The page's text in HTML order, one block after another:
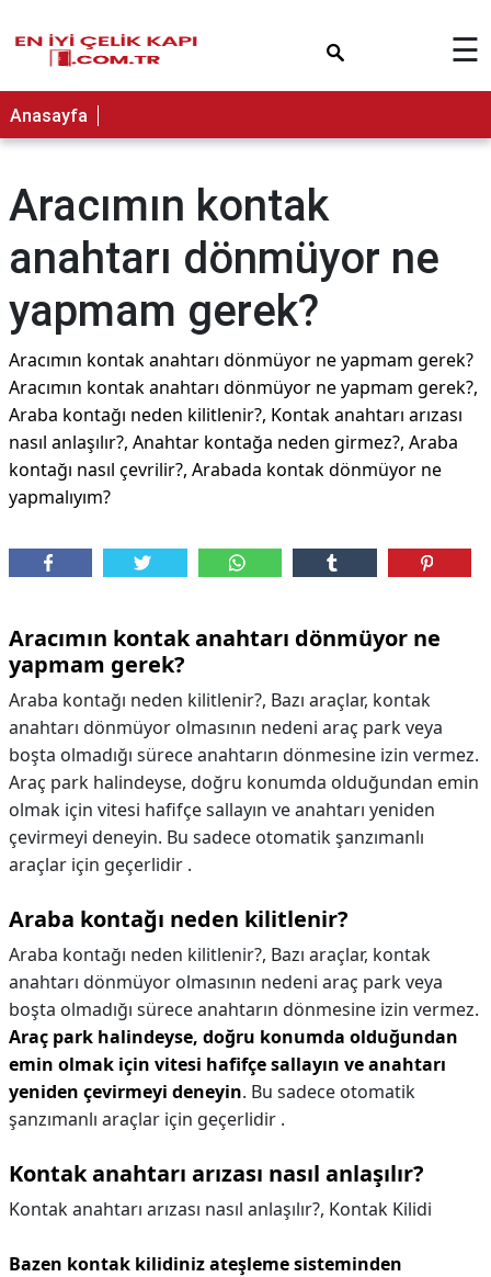
☰
Anasayfa
Aracımın kontak
anahtarı dönmüyor ne
yapmam gerek?
Aracımın kontak anahtarı dönmüyor ne yapmam gerek?
Aracımın kontak anahtarı dönmüyor ne yapmam gerek?,
Araba kontağı neden kilitlenir?, Kontak anahtarı arızası
nasıl anlaşılır?, Anahtar kontağa neden girmez?, Araba
kontağı nasıl çevrilir?, Arabada kontak dönmüyor ne
yapmalıyım?
Aracımın kontak anahtarı dönmüyor ne
yapmam gerek?
Araba kontağı neden kilitlenir?, Bazı araçlar, kontak
anahtarı dönmüyor olmasının nedeni araç park veya
boşta olmadığı sürece anahtarın dönmesine izin vermez.
Araç park halindeyse, doğru konumda olduğundan emin
olmak için vitesi hafifçe sallayın ve anahtarı yeniden
çevirmeyi deneyin. Bu sadece otomatik şanzımanlı
araçlar için geçerlidir .
Araba kontağı neden kilitlenir?
Araba kontağı neden kilitlenir?, Bazı araçlar, kontak
anahtarı dönmüyor olmasının nedeni araç park veya
boşta olmadığı sürece anahtarın dönmesine izin vermez.
Araç park halindeyse, doğru konumda olduğundan
emin olmak için vitesi hafifçe sallayın ve anahtarı
yeniden çevirmeyi deneyin. Bu sadece otomatik
şanzımanlı araçlar için geçerlidir .
Kontak anahtarı arızası nasıl anlaşılır?
Kontak anahtarı arızası nasıl anlaşılır?, Kontak Kilidi
Bazen kontak kilidiniz ateşleme sisteminden